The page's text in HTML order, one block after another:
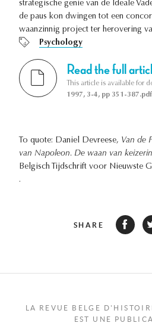
strategische genie van de Ideale
de paus kon dwingen tot een
waanzinnig project ter herovering
Psychology
Read the full
This article is available for
1997, 3-4, pp 351-387.pdf
To quote: Daniel Devreese, Van de
van Napoleon. De waan van
Belgisch Tijdschrift voor Nieuwste
.
SHARE
LA REVUE BELGE
EST UNE